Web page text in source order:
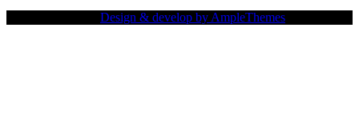
Design & develop by AmpleThemes